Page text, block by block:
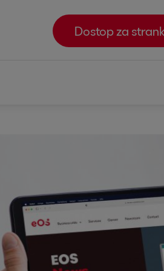
Dostop za